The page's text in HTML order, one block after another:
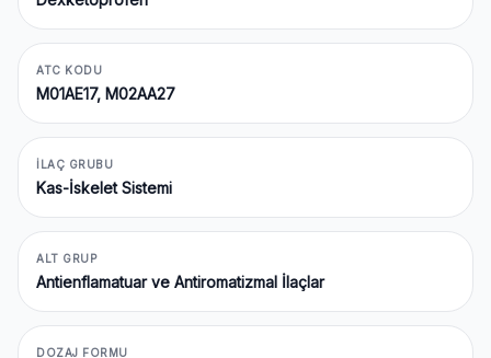
ATC KODU
M01AE17, M02AA27
İLAÇ GRUBU
Kas-İskelet Sistemi
ALT GRUP
Antienflamatuar ve Antiromatizmal İlaçlar
DOZAJ FORMU